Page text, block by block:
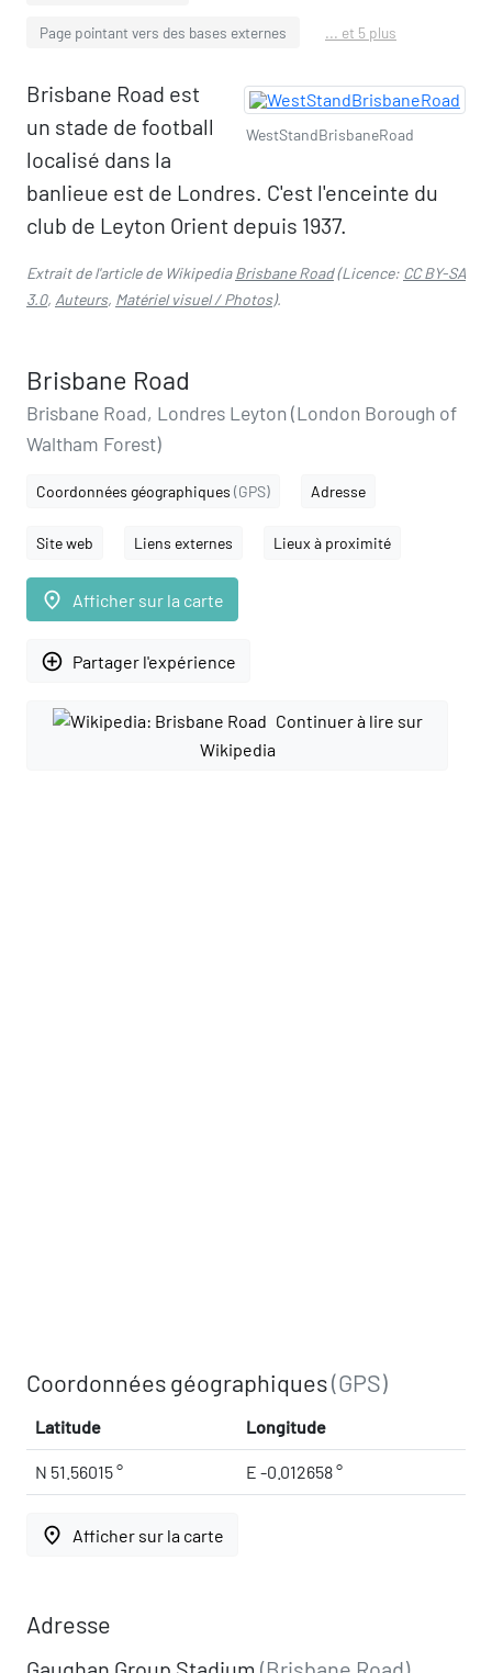
Page pointant vers des bases externes ... et 5 plus
WestStandBrisbaneRoad
Brisbane Road est
un stade de football
localisé dans la
banlieue est de Londres. C'est l'enceinte du
club de Leyton Orient depuis 1937.
Extrait de l'article de WikipediaBrisbane Road(Licence: CC BY-SA
3.0, Auteurs, Matériel visuel / Photos).
Brisbane Road
Brisbane Road, Londres Leyton (London Borough of
Waltham Forest)
Coordonnées géographiques (GPS) Adresse
Site web Liens externes Lieux à proximité
place Afficher sur la carte
add_circle_outline Partager l'expérience
Continuer à lire sur
Wikipedia
Coordonnées géographiques(GPS)
Latitude Longitude
N 51.56015 ° E -0.012658 °
place Afficher sur la carte
Adresse